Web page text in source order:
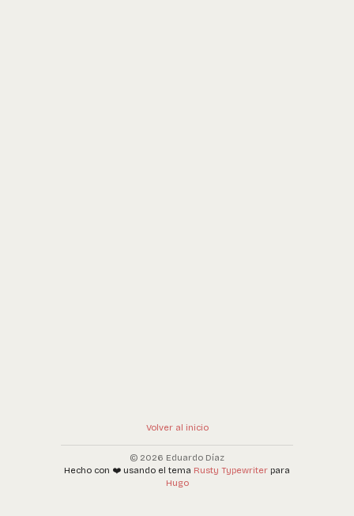
Volver al inicio
© 2026 Eduardo Díaz
Hecho con ❤️ usando el tema Rusty Typewriter para
Hugo